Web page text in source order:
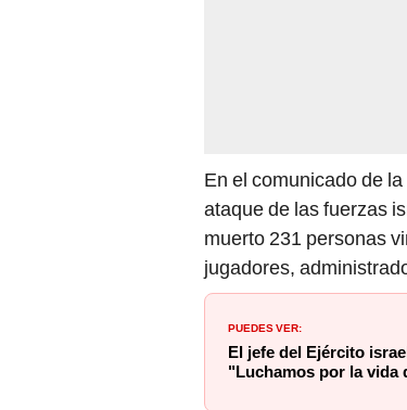
En el comunicado de
ataque de las fuerzas
muerto 231 personas
jugadores,
PUEDES VER:
El jefe del Ejército
"Luchamos por la vida